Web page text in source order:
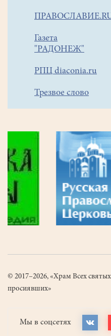
Газета
"РАДОНЕЖ"
РПЦ diaconia.ru
Трезвое слово
© 2017–2026, «Храм Всех
просиявших»
Мы в соцсетях